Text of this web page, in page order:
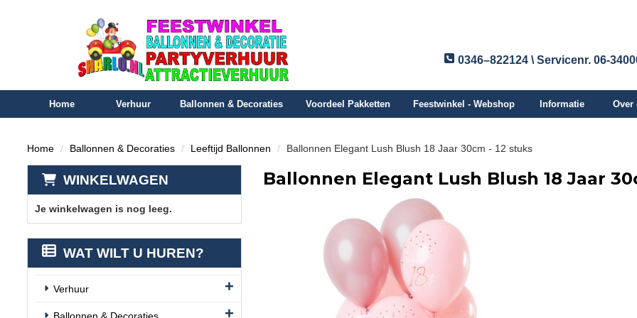
0346–822124 \ Servicenr. 06-
Home Verhuur Ballonnen & Decoraties Voordeel Pakketten Feestwinkel - Webshop Informatie Over
Home Ballonnen & Decoraties Leeftijd Ballonnen Ballonnen Elegant Lush Blush 18 Jaar 30cm - 12 stuks
WINKELWAGEN
Je winkelwagen is nog leeg.
WAT WILT U HUREN?
Verhuur
Ballonnen Elegant Lush Blush 18 Jaar